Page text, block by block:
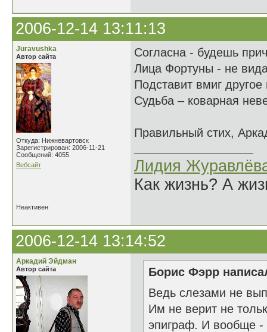
2006-12-14 13:11:13
Juravushka
Автор сайта
Откуда: Нижневартовск
Зарегистрирован: 2006-11-21
Сообщений: 4055
Вебсайт
Согласна - будешь
Лица Фортуны - не
Подставит вмиг другое
Судьба – коварная
Правильный стих,
Лидия
Как жизнь? А
Неактивен
2006-12-14 13:14:52
Аркадий Эйдман
Автор сайта
Борис Фэрр
Ведь слезами не
Им не верит не
эпиграф. И вообще -